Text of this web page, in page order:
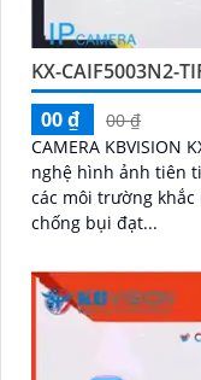
KX-CAIF5003N2-
00 ₫
00 ₫
CAMERA KBVISION
nghệ hình ảnh tiên
các môi trường khắc
chống bụi đạt...